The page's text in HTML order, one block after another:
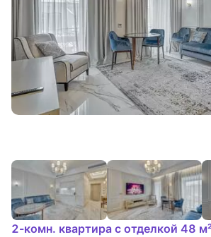
2-комн. квартира с отделкой 48